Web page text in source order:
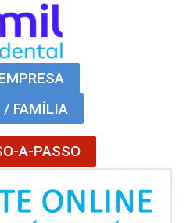
/ FAMÍLIA
A-PASSO